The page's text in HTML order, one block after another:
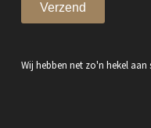
Verzend
Wij hebben net zo'n hekel aan